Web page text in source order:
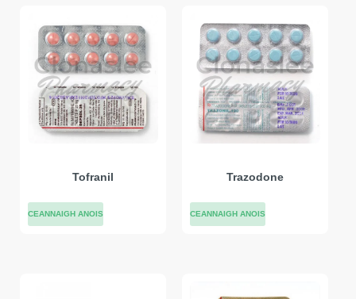
Tofranil
CEANNAIGH ANOIS
Trazodone
CEANNAIGH ANOIS